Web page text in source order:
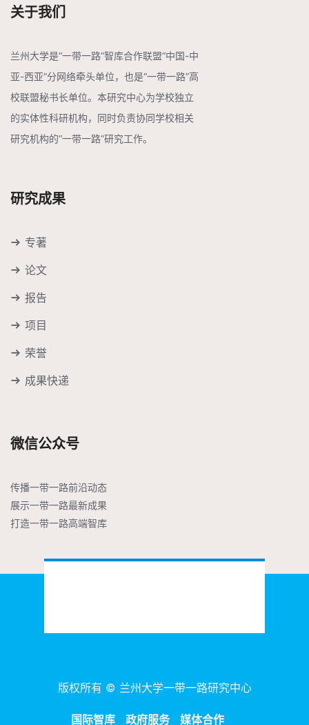
关于我们
兰州大学是“一带一路”智库合作联盟“中国-中
亚-西亚”分网络牵头单位，也是“一带一路”高
校联盟秘书长单位。本研究中心为学校独立
的实体性科研机构，同时负责协同学校相关
研究机构的“一带一路”研究工作。
研究成果
专著
论文
报告
项目
荣誉
成果快递
微信公众号
传播一带一路前沿动态
展示一带一路最新成果
打造一带一路高端智库
版权所有 © 兰州大学一带一路研究中心
国际智库 政府服务 媒体合作